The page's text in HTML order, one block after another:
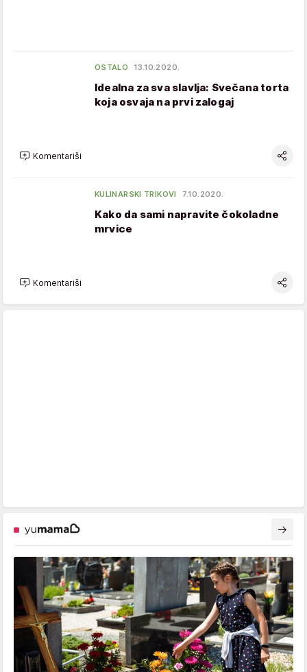
OSTALO 13.10.2020.
Idealna za sva slavlja: Svečana torta
koja osvaja na prvi zalogaj
Komentariši
KULINARSKI TRIKOVI 7.10.2020.
Kako da sami napravite čokoladne
mrvice
Komentariši